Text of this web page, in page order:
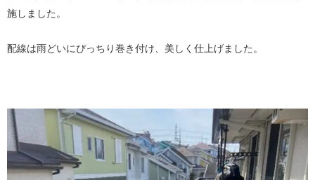
施しました。
配線は雨どいにぴっちり巻き付け、美しく仕上げました。